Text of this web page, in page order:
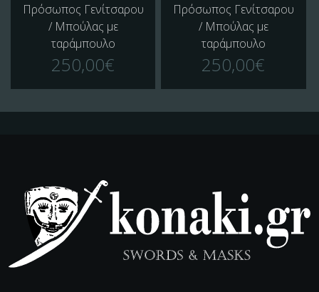
Πρόσωπος Γενίτσαρου
/ Μπούλας με
ταράμπουλο
250,00€
Πρόσωπος Γενίτσαρου
/ Μπούλας με
ταράμπουλο
250,00€